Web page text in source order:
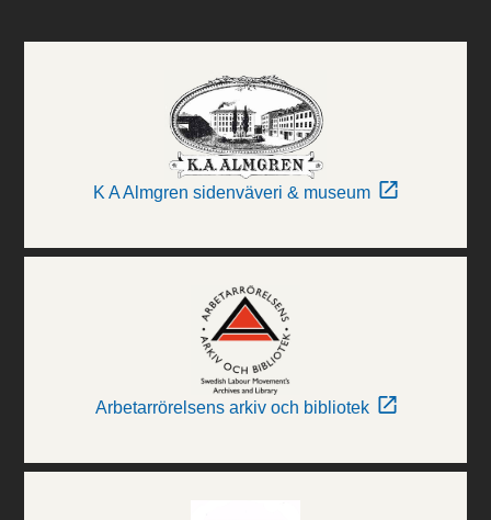
K A Almgren sidenväveri & museum
Arbetarrörelsens arkiv och bibliotek